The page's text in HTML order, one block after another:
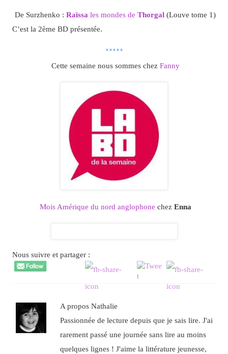
De Surzhenko : Raïssa les mondes deThorgal (Louve tome 1)
C’est la 2ème BD présentée.
*****
Cette semaine nous sommes chez Fanny
Mois Amérique du nord anglophone chez Enna
Nous suivre et partager :
A propos Nathalie
Passionnée de lecture depuis que je sais lire. J'ai
rarement passé une journée sans lire au moins
quelques lignes ! J'aime la littérature jeunesse,